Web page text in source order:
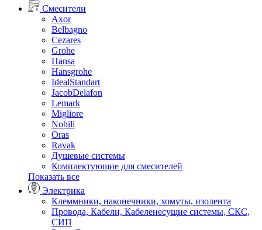
Смесители
Axor
Belbagno
Cezares
Grohe
Hansa
Hansgrohe
IdealStandart
JacobDelafon
Lemark
Migliore
Nobili
Oras
Ravak
Душевые системы
Комплектующие для смесителей
Показать все
Электрика
Клеммники, наконечники, хомуты, изолента
Провода, Кабели, Кабеленесущие системы, СКС,
СИП